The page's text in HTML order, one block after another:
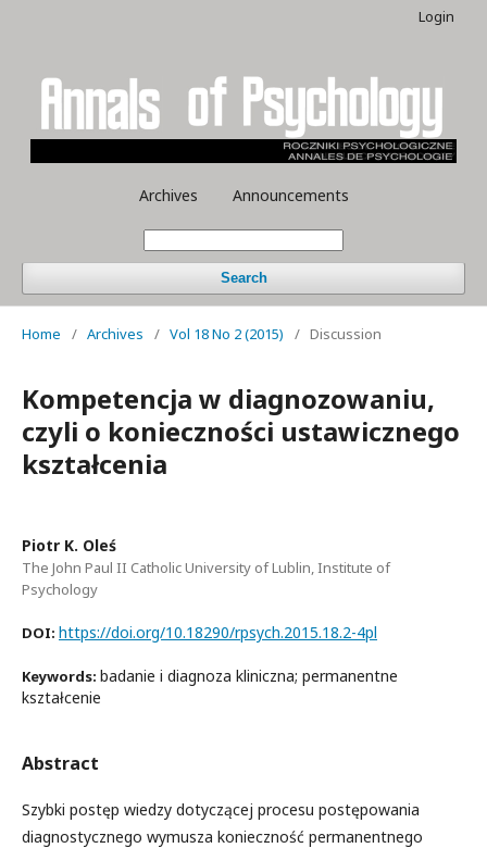
Archives Announcements
Search
Login
Home / Archives / Vol 18 No 2 (2015) / Discussion
Kompetencja w diagnozowaniu,
czyli o konieczności ustawicznego
kształcenia
Piotr K. Oleś
The John Paul II Catholic University of Lublin, Institute of
Psychology
DOI: https://doi.org/10.18290/rpsych.2015.18.2-4pl
Keywords: badanie i diagnoza kliniczna; permanentne
kształcenie
Abstract
Szybki postęp wiedzy dotyczącej procesu postępowania
diagnostycznego wymusza konieczność permanentnego